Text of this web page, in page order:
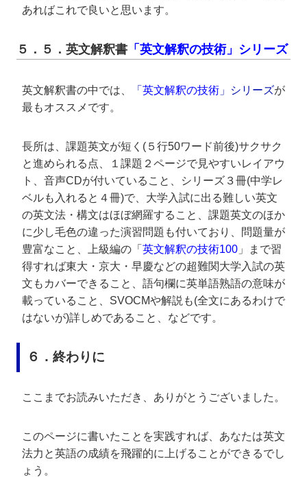
あればこれで良いと思います。
５．５．英文解釈書 「英文解釈の技術」シリーズ
英文解釈書の中では、 「 英文解釈の技術 」シリーズが
最もオススメです。
長所は、課題英文が短く(５行50ワード前後)サクサク
と進められる点、１課題２ページで見やすいレイアウ
ト、音声CDが付いていること、シリーズ３冊(中学レ
ベルも入れると４冊)で、大学入試に出る難しい英文
の英文法・構文はほぼ網羅すること、課題英文のほか
に少し毛色の違った演習問題も付いており、問題量が
豊富なこと、上級編の「 英文解釈の技術100 」まで習
得すれば東大・京大・早慶などの超難関大学入試の英
文もカバーできること、語句欄に英単語熟語の意味が
載っていること、SVOCMや解説も(全文にあるわけで
はないが)詳しめであること、などです。
６．終わりに
ここまでお読みいただき、ありがとうございました。
このページに書いたことを実践すれば、あなたは英文
法力と英語の成績を飛躍的に上げることができるでし
ょう。